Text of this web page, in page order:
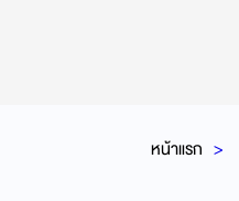
หน้าแรก